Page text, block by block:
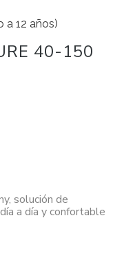
a 12 años)
40-150
solución de
a día y confortable